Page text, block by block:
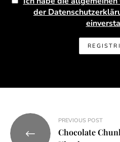
der
Beitragsnavigation
PREVIOUS POST
Chocolate